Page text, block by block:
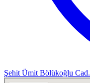
Şehit Ümit Bölükoğlu Cad.